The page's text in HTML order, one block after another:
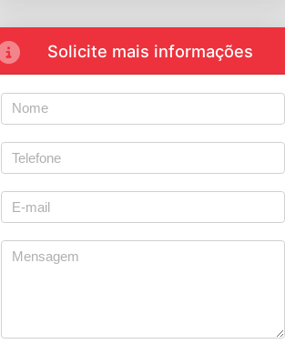
Solicite mais informações